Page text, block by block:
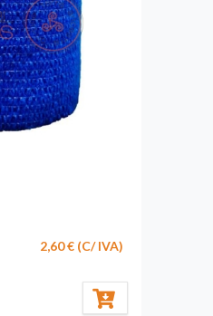
2,60 € (C/ IVA)